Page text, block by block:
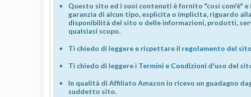
Questo sito ed i suoi contenuti è fornito "così com'è"
garanzia di alcun tipo, esplicita o implicita, riguardo
disponibilità del sito o delle informazioni, prodotti,
qualsiasi scopo.
Ti chiedo di leggere e rispettare il regolamento del sito
Ti chiedo di leggere i Termini e Condizioni d'uso del
In qualità di Affiliato Amazon io ricevo un guadagno
suddetto sito.